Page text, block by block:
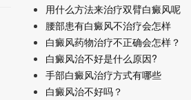
用什么方法来治疗双臂白癜风呢
腰部患有白癜风不治疗会怎样
白癜风药物治疗不正确会怎样？
白癜风治不好是什么原因?
手部白癜风治疗方式有哪些
白癜风治不好吗？